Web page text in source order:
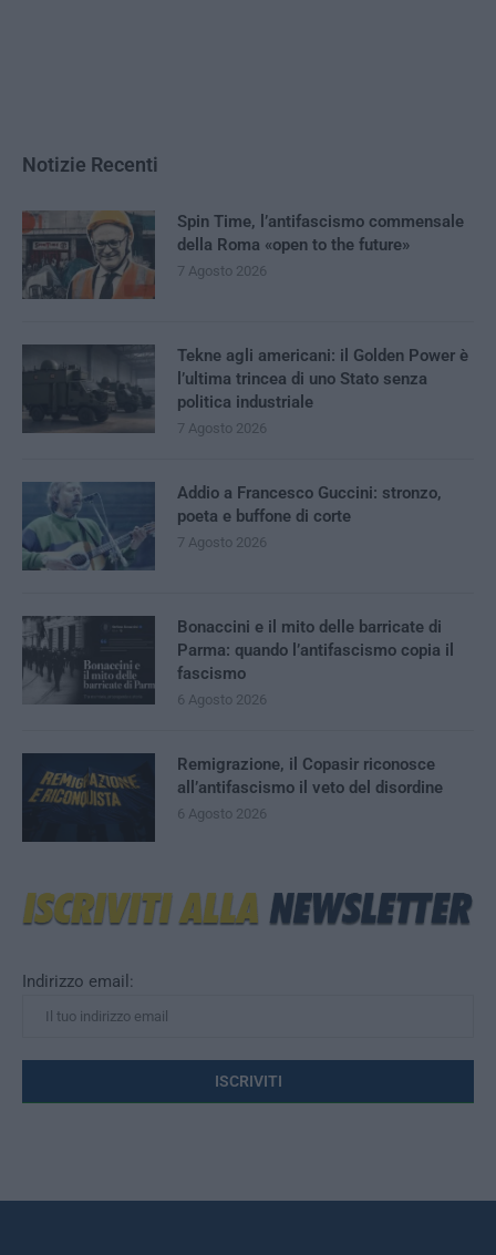
Indirizzo email:
Notizie Recenti
Spin Time, l’antifascismo commensale
della Roma «open to the future»
7 Agosto 2026
Tekne agli americani: il Golden Power è
l’ultima trincea di uno Stato senza
politica industriale
7 Agosto 2026
Addio a Francesco Guccini: stronzo,
poeta e buffone di corte
7 Agosto 2026
Bonaccini e il mito delle barricate di
Parma: quando l’antifascismo copia il
fascismo
6 Agosto 2026
Remigrazione, il Copasir riconosce
all’antifascismo il veto del disordine
6 Agosto 2026